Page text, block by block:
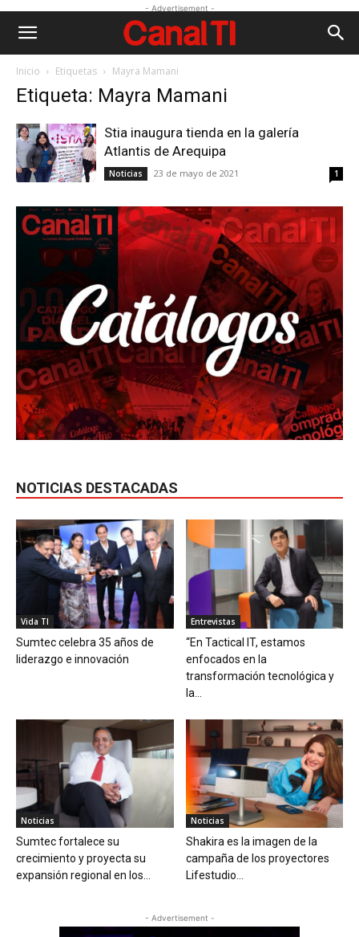
- Advertisement -
Inicio Etiquetas Mayra Mamani
Etiqueta: Mayra Mamani
Stia inaugura tienda en la galería
Atlantis de Arequipa
Noticias 23 de mayo de 2021 1
NOTICIAS DESTACADAS
Vida TI
Sumtec celebra 35 años de
liderazgo e innovación
Entrevistas
“En Tactical IT, estamos
enfocados en la
transformación tecnológica y
la...
Noticias
Sumtec fortalece su
crecimiento y proyecta su
expansión regional en los...
Noticias
Shakira es la imagen de la
campaña de los proyectores
Lifestudio...
- Advertisement -